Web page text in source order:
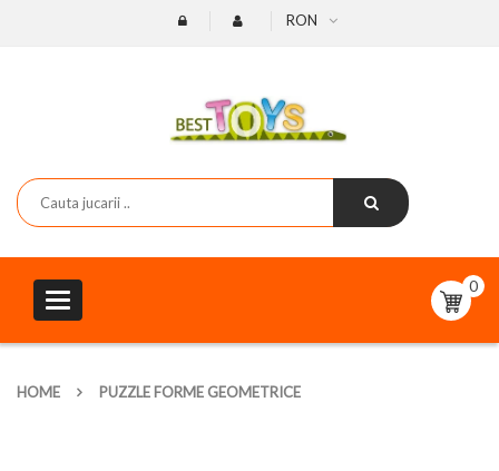
RON
Toggle
navigation
0
HOME PUZZLE FORME GEOMETRICE